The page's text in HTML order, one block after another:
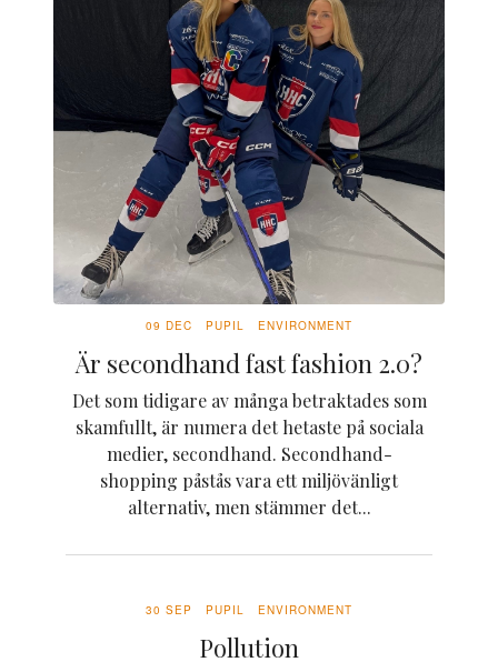
09 DEC PUPIL ENVIRONMENT
Är secondhand fast fashion 2.0?
Det som tidigare av många betraktades som
skamfullt, är numera det hetaste på sociala
medier, secondhand. Secondhand-
shopping påstås vara ett miljövänligt
alternativ, men stämmer det...
30 SEP PUPIL ENVIRONMENT
Pollution